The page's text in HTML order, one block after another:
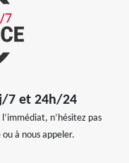
7 et 24h/24
n’hésitez pas
à nous appeler.